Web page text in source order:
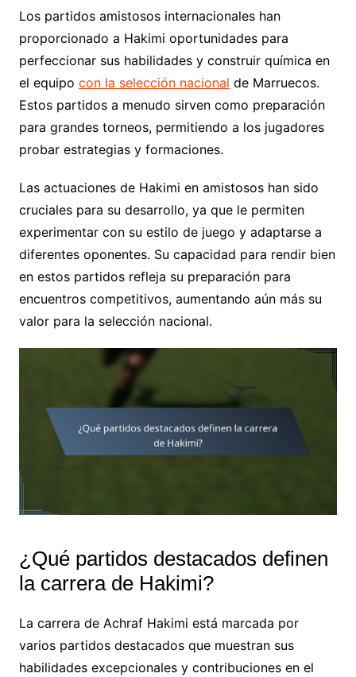
Los partidos amistosos internacionales han
proporcionado a Hakimi oportunidades para
perfeccionar sus habilidades y construir química en
el equipo con la selección nacional de Marruecos.
Estos partidos a menudo sirven como preparación
para grandes torneos, permitiendo a los jugadores
probar estrategias y formaciones.
Las actuaciones de Hakimi en amistosos han sido
cruciales para su desarrollo, ya que le permiten
experimentar con su estilo de juego y adaptarse a
diferentes oponentes. Su capacidad para rendir bien
en estos partidos refleja su preparación para
encuentros competitivos, aumentando aún más su
valor para la selección nacional.
¿Qué partidos destacados definen
la carrera de Hakimi?
La carrera de Achraf Hakimi está marcada por
varios partidos destacados que muestran sus
habilidades excepcionales y contribuciones en el